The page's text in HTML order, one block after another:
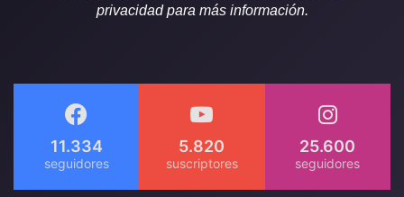
privacidad para más información.
11.334 5.820 25.600